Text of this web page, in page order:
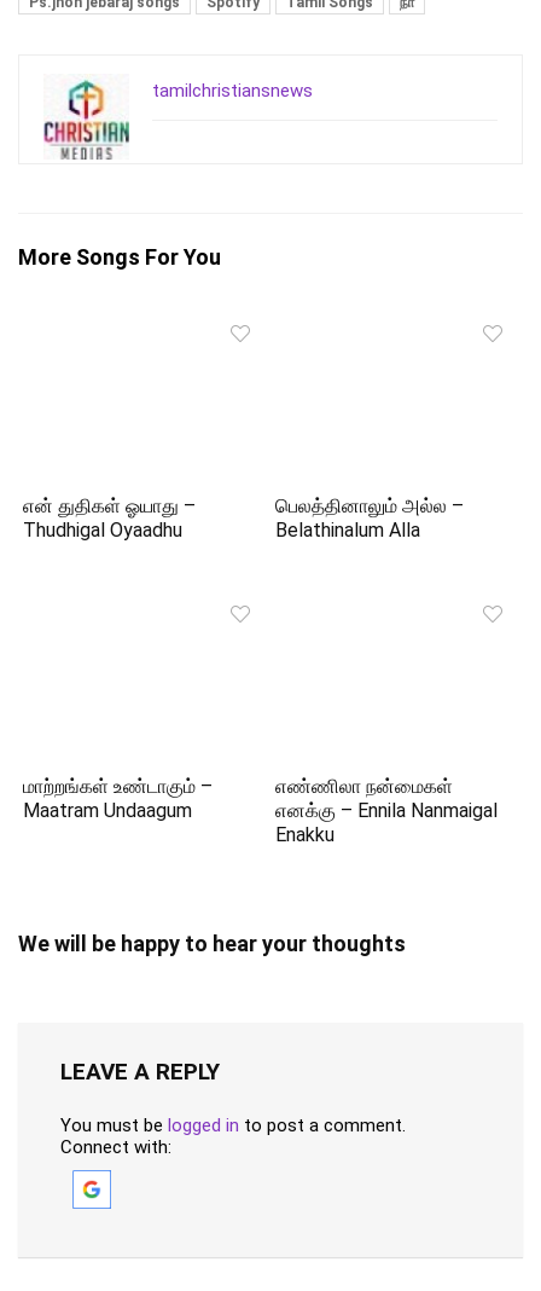
tamilchristiansnews
More Songs For You
என் துதிகள் ஓயாது –
Thudhigal Oyaadhu
பெலத்தினாலும் அல்ல –
Belathinalum Alla
மாற்றங்கள் உண்டாகும் –
Maatram Undaagum
எண்ணிலா நன்மைகள்
எனக்கு – Ennila Nanmaigal
Enakku
We will be happy to hear your thoughts
LEAVE A REPLY
You must be logged in to post a comment.
Connect with: